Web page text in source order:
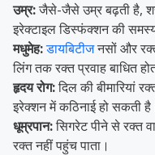
उम्र:जैसे-जैसे उम्र बढ़ती है,
इरेक्टाइल डिस्फंक्शन की
मधुमेह:डायबिटीजनसों और
लिंग तक रक्त प्रवाह बाधित
हृदय रोग:दिल की बीमारियां
इरेक्शन में कठिनाई हो सकती
धूम्रपान:सिगरेट पीने से रक्त
रक्त नहीं पहुंच पाता।